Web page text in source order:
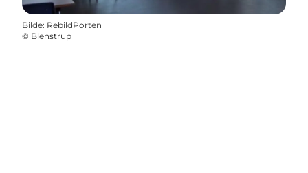
Bilde: RebildPorten
© Blenstrup